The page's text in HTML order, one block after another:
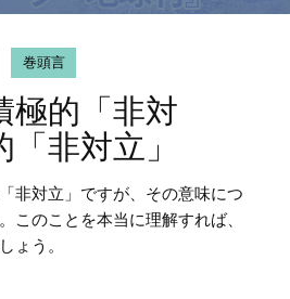
巻頭言
極的「非対
非対立」
非対立」ですが、その意味につ
このことを本当に理解すれば、
ょう。